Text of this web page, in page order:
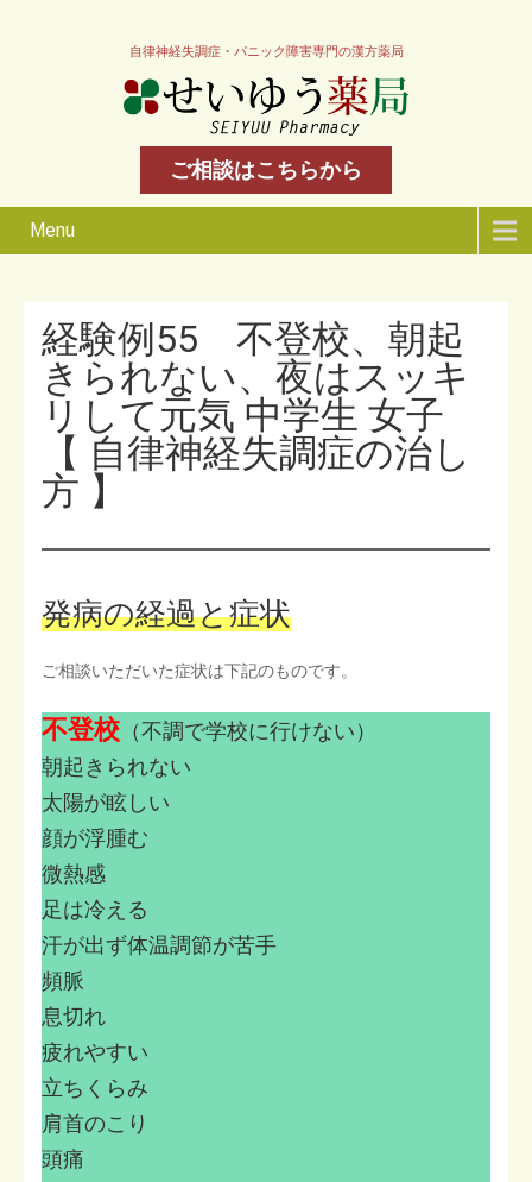
自律神経失調症・パニック障害専門の漢方薬局
ご相談はこちらから
Menu
経験例55 不登校、朝起
きられない、夜はスッキ
リして元気 中学生 女子
【 自律神経失調症の治し
方 】
発病の経過と症状
ご相談いただいた症状は下記のものです。
不登校 （不調で学校に行けない）
朝起きられない
太陽が眩しい
顔が浮腫む
微熱感
足は冷える
汗が出ず体温調節が苦手
頻脈
息切れ
疲れやすい
立ちくらみ
肩首のこり
頭痛